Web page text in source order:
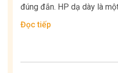
đúng đắn. HP dạ dày là
Đọc tiếp